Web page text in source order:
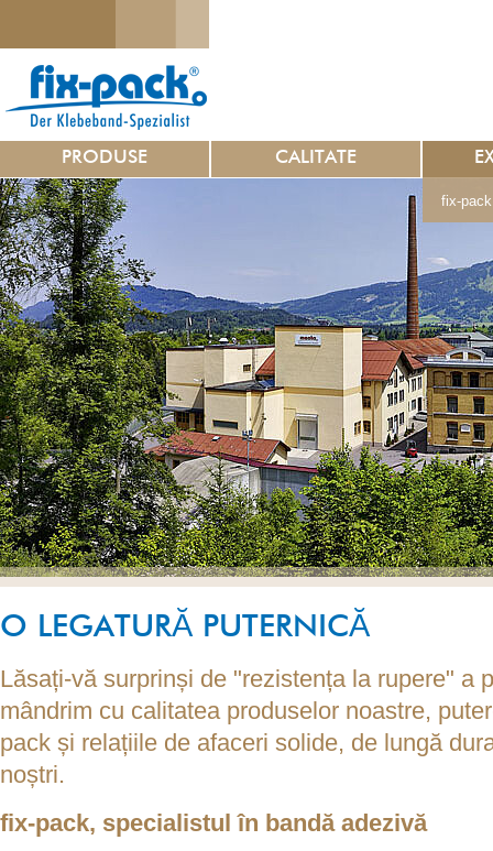
PRODUSE CALITATE
fix-
O LEGATURĂ PUTERNICĂ
Lăsați-vă surprinși de "rezistența la rupere" a
mândrim cu calitatea produselor noastre,
pack și relațiile de afaceri solide, de lungă
noștri.
fix-pack, specialistul în bandă adezivă